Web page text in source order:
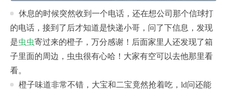
休息的时候突然收到一个电话，还在想公司那个信球打
的电话，接到了后才知道是快递小哥，问了下信息，发现
是虫虫寄过来的橙子，万分感谢！后面家里人还发现了箱
子里面的周边，虫虫很有心哈！大家有空可以去他那里看
看。
橙子味道非常不错，大宝和二宝竟然抢着吃，ld问还能